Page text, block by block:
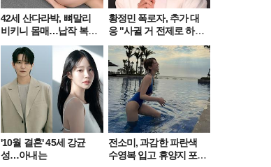
42세 산다라박, 뼈말리
비키니 몸매…납작 복부
에 깜짝
황정민 폭로자, 추가 대
응 "사귈 거 전제로 하
고…"
'10월 결혼' 45세 강균
성…아내는
전소미, 과감한 파란색
수영복 입고 휴양지 포